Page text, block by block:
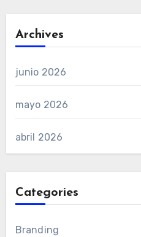
Archives
junio 2026
mayo 2026
abril 2026
Categories
Branding